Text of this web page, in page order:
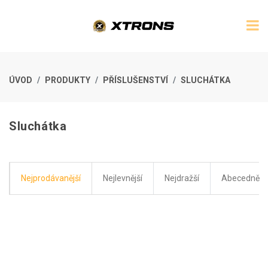
ÚVOD PRODUKTY PŘÍSLUŠENSTVÍ SLUCHÁTKA
Sluchátka
Nejprodávanější Nejlevnější Nejdražší Abecedně